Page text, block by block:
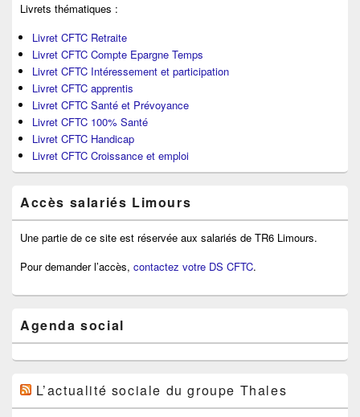
Livrets thématiques :
Livret CFTC Retraite
Livret CFTC Compte Epargne Temps
Livret CFTC Intéressement et participation
Livret CFTC apprentis
Livret CFTC Santé et Prévoyance
Livret CFTC 100% Santé
Livret CFTC Handicap
Livret CFTC Croissance et emploi
Accès salariés Limours
Une partie de ce site est réservée aux salariés de TR6 Limours.
Pour demander l’accès, contactez votre DS CFTC.
Agenda social
L’actualité sociale du groupe Thales